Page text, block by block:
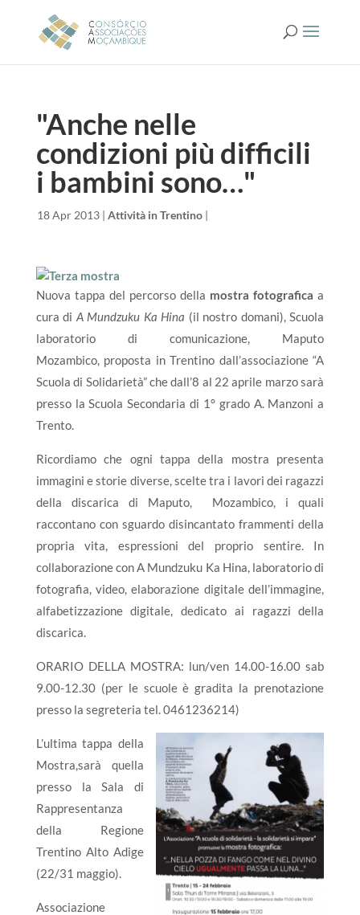
"Anche nelle
condizioni più difficili
i bambini sono…"
18 Apr 2013| Attività in Trentino|
Nuova tappa del percorso della mostra fotografica a
cura di A Mundzuku Ka Hina (il nostro domani), Scuola
laboratorio di comunicazione, Maputo
Mozambico, proposta in Trentino dall’associazione “A
Scuola di Solidarietà” che dall’8 al 22 aprile marzo sarà
presso la Scuola Secondaria di 1° grado A. Manzoni a
Trento.
Ricordiamo che ogni tappa della mostra presenta
immagini e storie diverse, scelte tra i lavori dei ragazzi
della discarica di Maputo, Mozambico, i quali
raccontano con sguardo disincantato frammenti della
propria vita, espressioni del proprio sentire. In
collaborazione con A Mundzuku Ka Hina, laboratorio di
fotografia, video, elaborazione digitale dell’immagine,
alfabetizzazione digitale, dedicato ai ragazzi della
discarica.
ORARIO DELLA MOSTRA: lun/ven 14.00-16.00 sab
9.00-12.30 (per le scuole è gradita la prenotazione
presso la segreteria tel. 0461236214)
L’ultima tappa della
Mostra,sarà quella
presso la Sala di
Rappresentanza
della Regione
Trentino Alto Adige
(22/31 maggio).
Associazione